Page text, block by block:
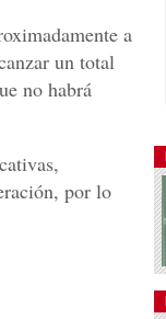
a
un total
no habrá
por lo